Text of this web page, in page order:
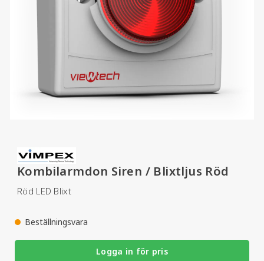
Kombilarmdon Siren / Blixtljus Röd
Röd LED Blixt
Beställningsvara
Logga in för pris